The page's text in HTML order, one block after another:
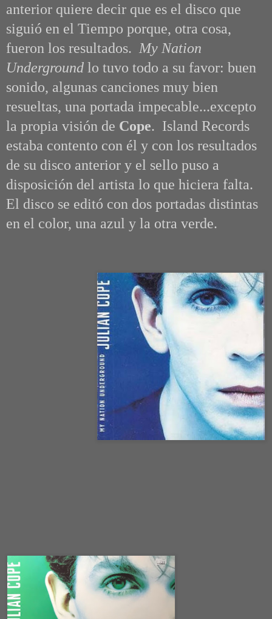
anterior quiere decir que es el disco que
siguió en el Tiempo porque, otra cosa,
fueron los resultados. My Nation
Underground lo tuvo todo a su favor: buen
sonido, algunas canciones muy bien
resueltas, una portada impecable...excepto
la propia visión de Cope. Island Records
estaba contento con él y con los resultados
de su disco anterior y el sello puso a
disposición del artista lo que hiciera falta.
El disco se editó con dos portadas distintas
en el color, una azul y la otra verde.